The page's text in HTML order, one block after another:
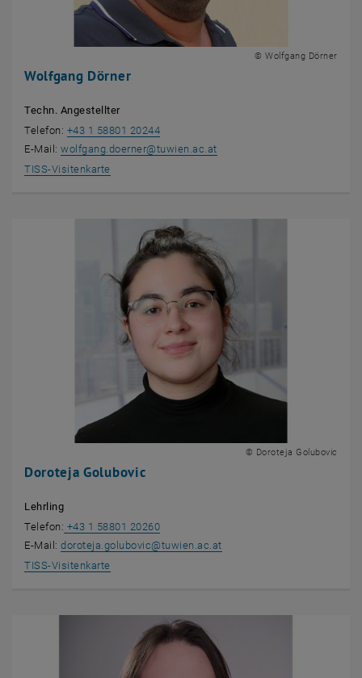
Wolfgang Dörner
© Wolfgang Dörner
Techn. Angestellter
Telefon: +43 1 58801 20244
E-Mail:wolfgang.doerner@tuwien.ac.at
TISS-Visitenkarte, öffnet eine externe URL in einem neuen Fenster
Doroteja Golubovic
© Doroteja Golubovic
Lehrling
Telefon: +43 1 58801 20260
E-Mail:doroteja.golubovic@tuwien.ac.at
TISS-Visitenkarte, öffnet eine externe URL in einem neuen Fenster